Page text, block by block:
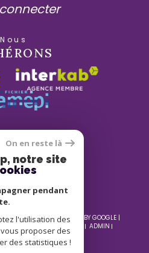
Nous
| TRADUCTION POWERED BY GOOGLE |
SITE MENTIONS LÉGALES
ADMIN
RGPD COOKIES
On en reste là
notre site
pendant
l'utilisation des
proposer des
des statistiques !